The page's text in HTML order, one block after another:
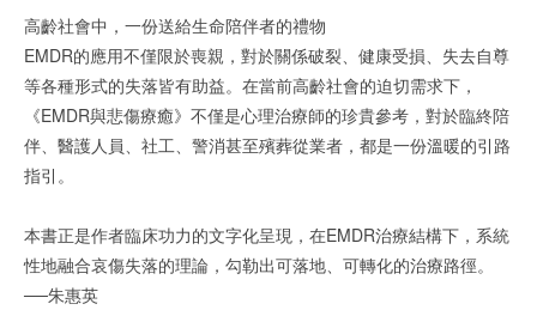
高齡社會中，一份送給生命陪伴者的禮物
EMDR的應用不僅限於喪親，對於關係破裂、健康受損、失去自尊
等各種形式的失落皆有助益。在當前高齡社會的迫切需求下，
《EMDR與悲傷療癒》不僅是心理治療師的珍貴參考，對於臨終陪
伴、醫護人員、社工、警消甚至殯葬從業者，都是一份溫暖的引路
指引。
本書正是作者臨床功力的文字化呈現，在EMDR治療結構下，系統
性地融合哀傷失落的理論，勾勒出可落地、可轉化的治療路徑。
──朱惠英